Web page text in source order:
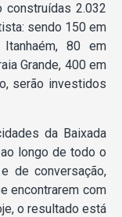
construídas 2.032
sendo 150 em
80 em
Grande, 400 em
serão investidos
da Baixada
longo de todo o
de conversação,
encontrarem com
o resultado está